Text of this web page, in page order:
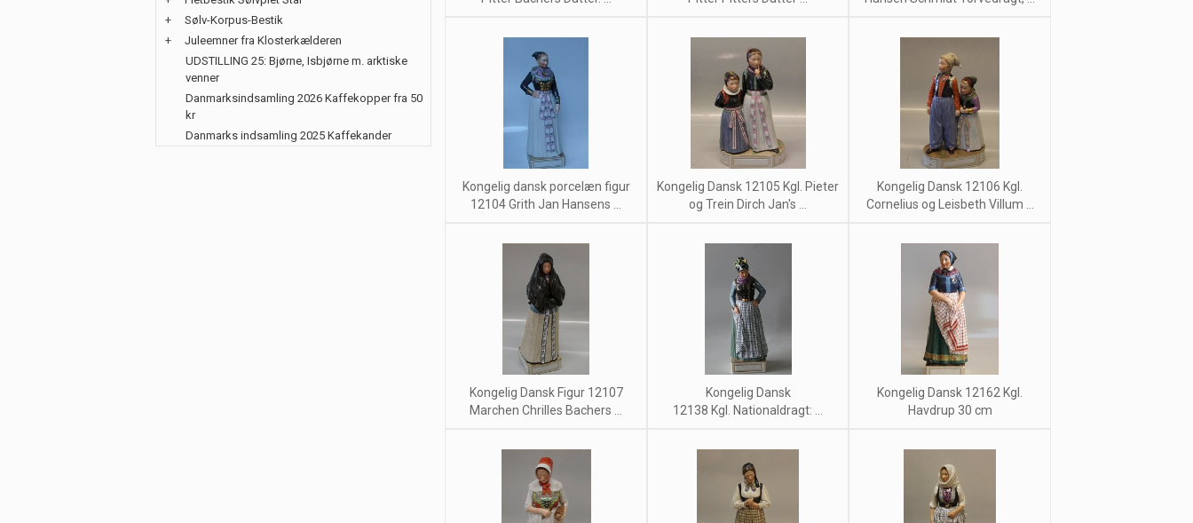
Kongelig dansk porcelæn figur
12104 Grith Jan Hansens ...
Kongelig Dansk 12105 Kgl. Pieter
og Trein Dirch Jan's ...
Kongelig Dansk 12106 Kgl.
Cornelius og Leisbeth Villum ...
Kongelig Dansk Figur 12107
Marchen Chrilles Bachers ...
Kongelig Dansk
12138 Kgl. Nationaldragt: ...
Kongelig Dansk 12162 Kgl.
Havdrup 30 cm
+
Sølv-Korpus-Bestik
+
Juleemner fra Klosterkælderen
UDSTILLING 25: Bjørne, Isbjørne m. arktiske
venner
Danmarksindsamling 2026 Kaffekopper fra 50
kr
Danmarks indsamling 2025 Kaffekander